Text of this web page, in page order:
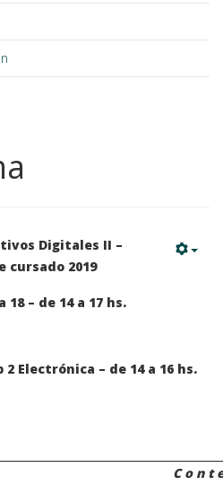
Digitales II –
cursado 2019
18 – de 14 a 17 hs.
2 Electrónica – de 14 a 16 hs.
C o n t